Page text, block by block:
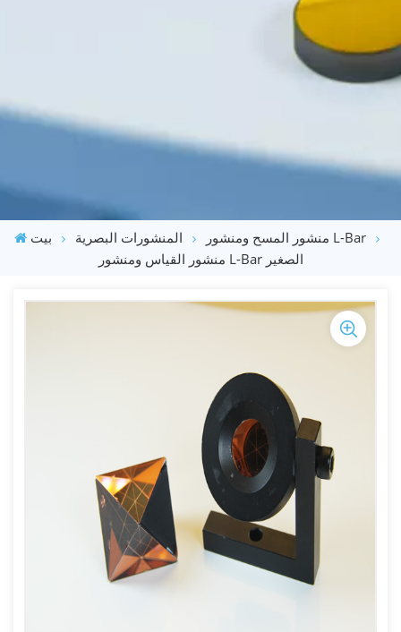
بيت المنشورات البصرية
منشور المسح ومنشور L-Bar
منشور القياس ومنشور L-Bar الصغير